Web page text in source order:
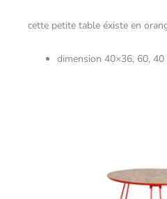
cette petite table éxiste en
dimension 40×36, 60, 40